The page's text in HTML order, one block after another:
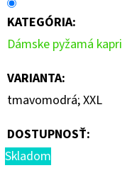
KATEGÓRIA:
Dámske pyžamá kapri
VARIANTA:
tmavomodrá; XXL
DOSTUPNOSŤ:
Skladom